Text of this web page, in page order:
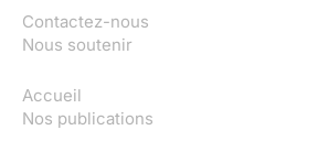
Contactez-nous
Nous soutenir
Accueil
Nos publications